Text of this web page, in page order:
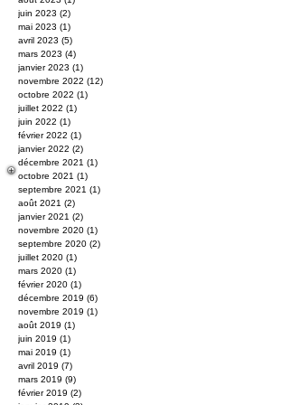
juin 2023 (2)
mai 2023 (1)
avril 2023 (5)
mars 2023 (4)
janvier 2023 (1)
novembre 2022 (12)
octobre 2022 (1)
juillet 2022 (1)
juin 2022 (1)
février 2022 (1)
janvier 2022 (2)
décembre 2021 (1)
octobre 2021 (1)
septembre 2021 (1)
août 2021 (2)
janvier 2021 (2)
novembre 2020 (1)
septembre 2020 (2)
juillet 2020 (1)
mars 2020 (1)
février 2020 (1)
décembre 2019 (6)
novembre 2019 (1)
août 2019 (1)
juin 2019 (1)
mai 2019 (1)
avril 2019 (7)
mars 2019 (9)
février 2019 (2)